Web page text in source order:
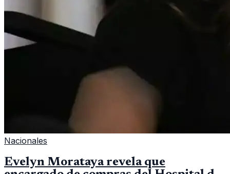
Nacionales
Evelyn Morataya revela que